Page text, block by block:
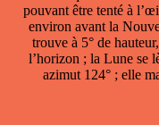
pouvant être tenté à
environ avant la
trouve à 5° de
l’horizon ; la Lune se
azimut 124° ; elle